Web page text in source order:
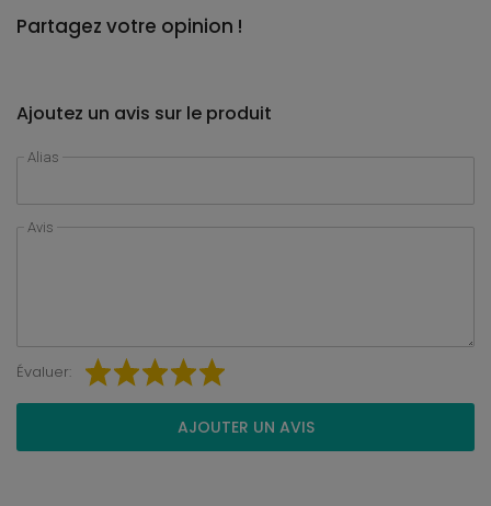
Partagez votre opinion !
Ajoutez un avis sur le produit
Alias
Avis
Évaluer:
AJOUTER UN AVIS